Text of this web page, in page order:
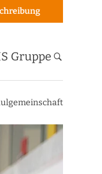
Gruppe